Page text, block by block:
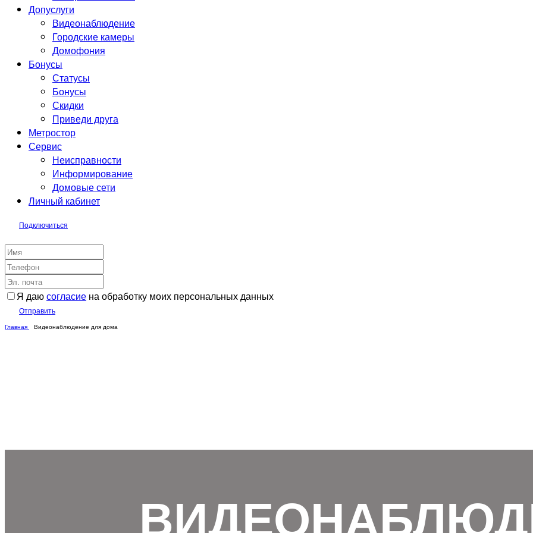
Допуслуги
Видеонаблюдение
Городские камеры
Домофония
Бонусы
Статусы
Бонусы
Скидки
Приведи друга
Метростор
Сервис
Неисправности
Информирование
Домовые сети
Личный кабинет
Подключиться
Я даюсогласие на обработку моих персональных данных
Отправить
Главная Видеонаблюдение для дома